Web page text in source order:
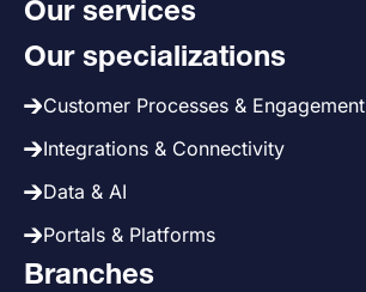
Our services
Our specializations
Customer Processes & Engagement
Integrations & Connectivity
Data & AI
Portals & Platforms
Branches